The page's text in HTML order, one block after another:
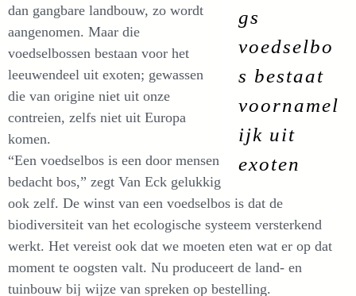
gs
voedselbo
s bestaat
voornamel
ijk uit
exoten
dan gangbare landbouw, zo wordt
aangenomen. Maar die
voedselbossen bestaan voor het
leeuwendeel uit exoten; gewassen
die van origine niet uit onze
contreien, zelfs niet uit Europa
komen.
“Een voedselbos is een door mensen
bedacht bos,” zegt Van Eck gelukkig
ook zelf. De winst van een voedselbos is dat de
biodiversiteit van het ecologische systeem versterkend
werkt. Het vereist ook dat we moeten eten wat er op dat
moment te oogsten valt. Nu produceert de land- en
tuinbouw bij wijze van spreken op bestelling.